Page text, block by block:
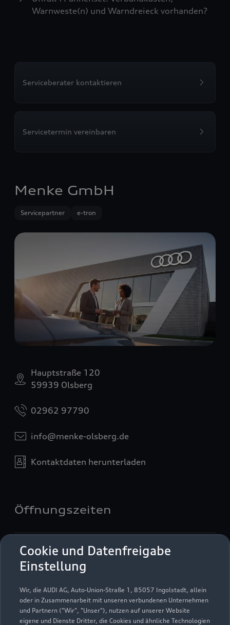
Cookie und Datenfreigabe
Einstellung
Wir, die AUDI AG, Auto-Union-Straße 1, 85057 Ingolstadt, allein
oder in Zusammenarbeit mit unseren verbundenen Unternehmen
und Partnern ("Wir", "Unser"), nutzen auf unserer Website
eigene und Dienste Dritter, die Cookies und ähnliche Technologien
Warnweste(n) und Warndreieck vorhanden?
Serviceberater kontaktieren
Servicetermin vereinbaren
Menke GmbH
Servicepartner e-tron
Hauptstraße 120
59939 Olsberg
02962 97790
info@menke-olsberg.de
Kontaktdaten herunterladen
Öffnungszeiten
Service
Geschlossen
Freitag 07:30
Teile- & Zubehörverkauf
Geschlossen,öffnet amFreitag 07:30